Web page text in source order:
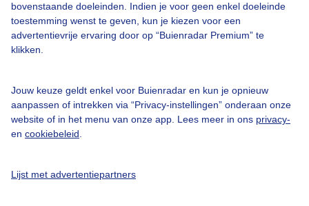
bovenstaande doeleinden. Indien je voor geen enkel doeleinde
toestemming wenst te geven, kun je kiezen voor een
advertentievrije ervaring door op “Buienradar Premium” te
klikken.
Jouw keuze geldt enkel voor Buienradar en kun je opnieuw
aanpassen of intrekken via “Privacy-instellingen” onderaan onze
website of in het menu van onze app. Lees meer in ons privacy-
en cookiebeleid
Lijst met advertentiepartners
Toegankelijkheid
Gebruikersvoorwaarden
Privacy beleid
Cookie beleid
Gratis weerdata